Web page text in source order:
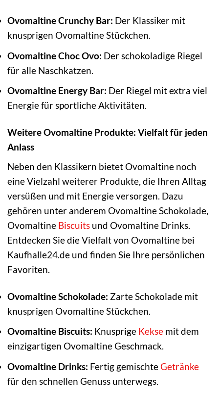
Ovomaltine Crunchy Bar: Der Klassiker mit
knusprigen Ovomaltine Stückchen.
Ovomaltine Choc Ovo: Der schokoladige Riegel
für alle Naschkatzen.
Ovomaltine Energy Bar: Der Riegel mit extra viel
Energie für sportliche Aktivitäten.
Weitere Ovomaltine Produkte: Vielfalt für jeden
Anlass
Neben den Klassikern bietet Ovomaltine noch
eine Vielzahl weiterer Produkte, die Ihren Alltag
versüßen und mit Energie versorgen. Dazu
gehören unter anderem Ovomaltine Schokolade,
Ovomaltine Biscuits und Ovomaltine Drinks.
Entdecken Sie die Vielfalt von Ovomaltine bei
Kaufhalle24.de und finden Sie Ihre persönlichen
Favoriten.
Ovomaltine Schokolade: Zarte Schokolade mit
knusprigen Ovomaltine Stückchen.
Ovomaltine Biscuits: Knusprige Kekse mit dem
einzigartigen Ovomaltine Geschmack.
Ovomaltine Drinks: Fertig gemischteGetränke
für den schnellen Genuss unterwegs.